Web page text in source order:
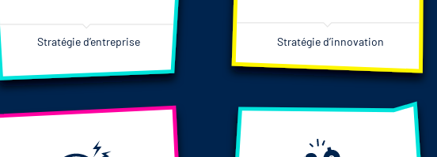
Stratégie d’entreprise Stratégie d’innovation